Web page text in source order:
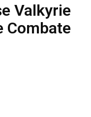
Valkyrie
Combate